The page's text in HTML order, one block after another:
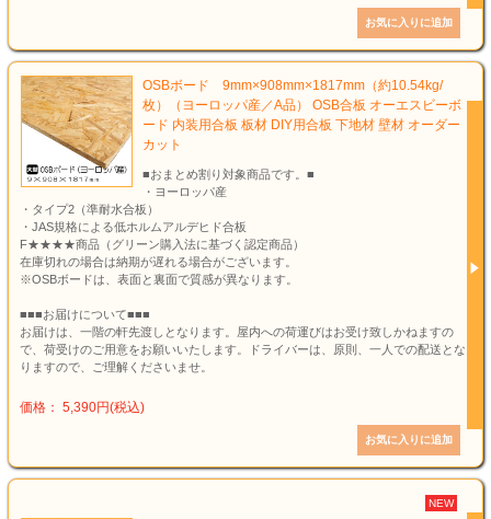
OSBボード 9mm×908mm×1817mm（約10.54kg/
枚）（ヨーロッパ産／A品） OSB合板 オーエスビーボ
ード 内装用合板 板材 DIY用合板 下地材 壁材 オーダー
カット
■おまとめ割り対象商品です。■
・ヨーロッパ産
・タイプ2（準耐水合板）
・JAS規格による低ホルムアルデヒド合板
F★★★★商品（グリーン購入法に基づく認定商品）
在庫切れの場合は納期が遅れる場合がございます。
※OSBボードは、表面と裏面で質感が異なります。
■■■お届けについて■■■
お届けは、一階の軒先渡しとなります。屋内への荷運びはお受け致しかねますの
で、荷受けのご用意をお願いいたします。ドライバーは、原則、一人での配送とな
りますので、ご理解くださいませ。
価格： 5,390円(税込)
NEW